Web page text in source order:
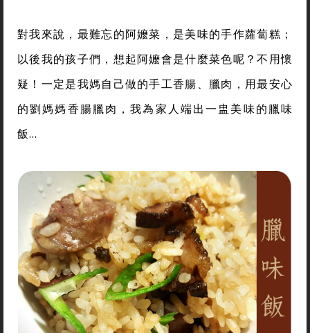
對我來說，最難忘的阿嬤菜，是美味的手作蘿蔔糕；
以後我的孩子們，想起阿嬤會是什麼菜色呢？不用懷
疑！一定是我媽自己做的手工香腸、臘肉，用最安心
的劉媽媽香腸臘肉，我為家人端出一盅美味的臘味
飯…